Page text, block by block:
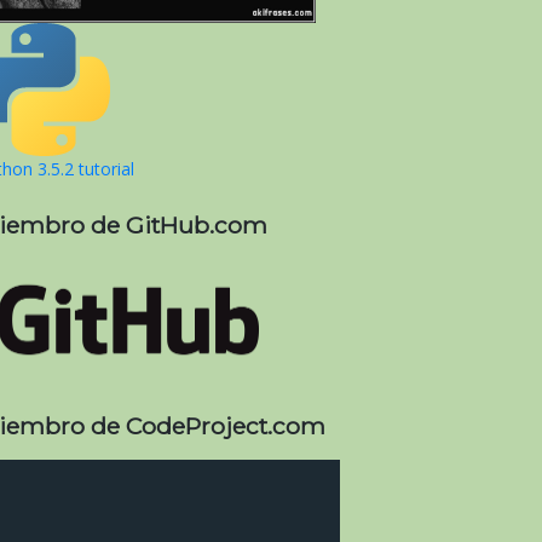
3.5.2 tutorial
de GitHub.com
de CodeProject.com